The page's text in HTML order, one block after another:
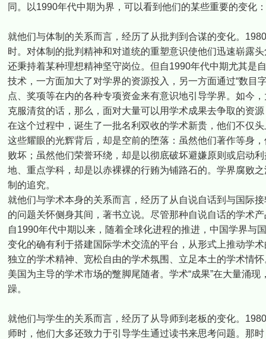
同。以1990年代中期为界，可以看到他们的某些重要的变化：
就他们与体制的关系而言，经历了从批判到合谋的变化。
时。对体制的批判精神和对道统的重塑意识使他们迅速崭露
还秉持着某种理想精神坚守岗位。但自1990年代中期尤其是
技术，一方面加大了对学界的资源投入，另一方面通过“数目
点、奖项等在内的各种专项资金来有意识地引导学界。如今
克服清贫的话，那么，面对大量可以用学术成果去争取的资
在这个过程中，诞生了一批名利双收的学术新贵，他们不仅
这些耀眼的光辉背后，却是空前的堕落：虽然他们著作等身
败坏；虽然他们荣誉环绕，却是以彻底破坏避嫌原则或启动
地、重点学科，却是以赤裸裸的行贿为铺路石的。学界腐败
制的追究。
就他们与学术本身的关系而言，经历了从自说自话到与国际
的问题关怀侧身其间，著书立说。尽管那种自说自话的学术
自1990年代中期以来，随着全球化进程的推进，中国学界与
变化的确有利于搭建国际学术交流的平台，从形式上推动学
独立的学术精神、宽松自由的学术氛围、立足本土的学术情
美国为主导的学术市场的蹩脚尾随者。学术“成果”在大量涌
躁。
就他们与学生的关系而言，经历了从导师到老板的变化。
师时，他们大多还致力于引导学生通过读书来思考问题。那